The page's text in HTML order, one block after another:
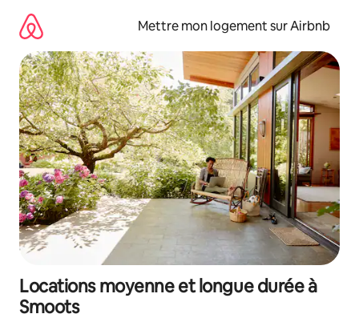
directement
contenu
Mettre mon logement sur Airbnb
Locations moyenne et longue durée à
Smoots